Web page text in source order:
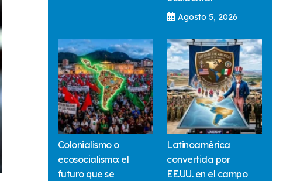
Agosto 5, 2026
Colonialismo o
ecosocialismo: el
futuro que se
Latinoamérica
convertida por
EE.UU. en el campo